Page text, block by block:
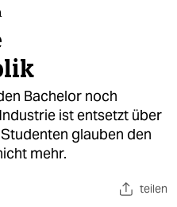
Bachelor noch
ist entsetzt über
glauben den
mehr.
teilen